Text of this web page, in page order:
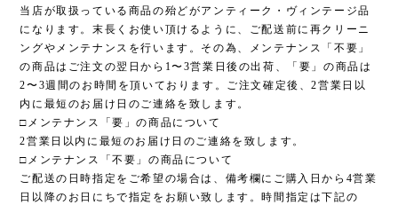
当店が取扱っている商品の殆どがアンティーク・ヴィンテージ品
になります。末長くお使い頂けるように、ご配送前に再クリーニ
ングやメンテナンスを行います。その為、メンテナンス「不要」
の商品はご注文の翌日から1〜3営業日後の出荷、「要」の商品は
2〜3週間のお時間を頂いております。ご注文確定後、2営業日以
内に最短のお届け日のご連絡を致します。
□メンテナンス「要」の商品について
2営業日以内に最短のお届け日のご連絡を致します。
□メンテナンス「不要」の商品について
ご配送の日時指定をご希望の場合は、備考欄にご購入日から4営業
日以降のお日にちで指定をお願い致します。時間指定は下記の